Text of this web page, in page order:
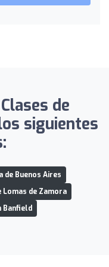
de
siguientes
de Buenos Aires
Lomas de Zamora
Banfield